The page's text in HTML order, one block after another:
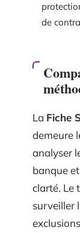
de
La Fiche
demeure
analyser
banque
clarté. Le
surveiller